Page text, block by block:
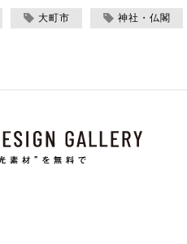
大町市 神社・仏閣